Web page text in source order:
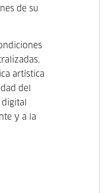
de su
artística
del
y a la